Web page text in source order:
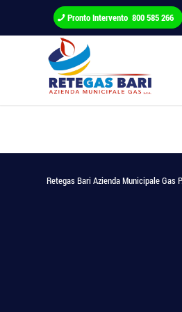
Pronto Intervento 800 585 266
Retegas Bari Azienda Municipale